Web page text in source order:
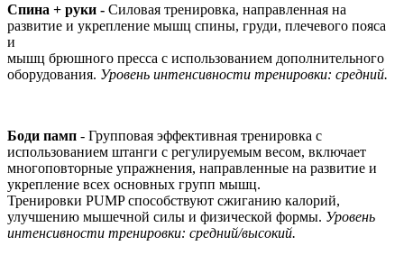
Спина + руки - Силовая тренировка, направленная на
развитие и укрепление мышц спины, груди, плечевого пояса
и
мышц брюшного пресса с использованием дополнительного
оборудования. Уровень интенсивности тренировки: средний.
Боди памп - Групповая эффективная тренировка с
использованием штанги с регулируемым весом, включает
многоповторные упражнения, направленные на развитие и
укрепление всех основных групп мышц.
Тренировки PUMP способствуют сжиганию калорий,
улучшению мышечной силы и физической формы. Уровень
интенсивности тренировки: средний/высокий.